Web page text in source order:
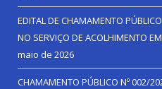
EDITAL DE CHAMAMENTO
NO SERVIÇO DE ACOLHIMENTO
maio de 2026
CHAMAMENTO PÚBLICO Nº 002/